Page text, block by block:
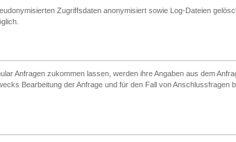
Zugriffsdaten anonymisiert sowie Log-Dateien
Anfragen zukommen lassen, werden ihre Angaben aus dem
Bearbeitung der Anfrage und für den Fall von Anschlussfragen